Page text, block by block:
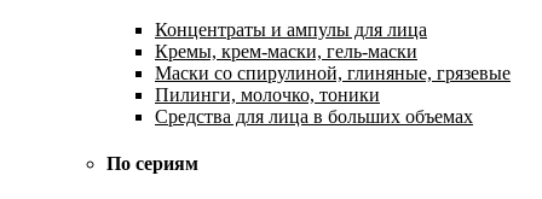
Концентраты и ампулы для лица
Кремы, крем-маски, гель-маски
Маски со спирулиной, глиняные, грязевые
Пилинги, молочко, тоники
Средства для лица в больших объемах
По сериям